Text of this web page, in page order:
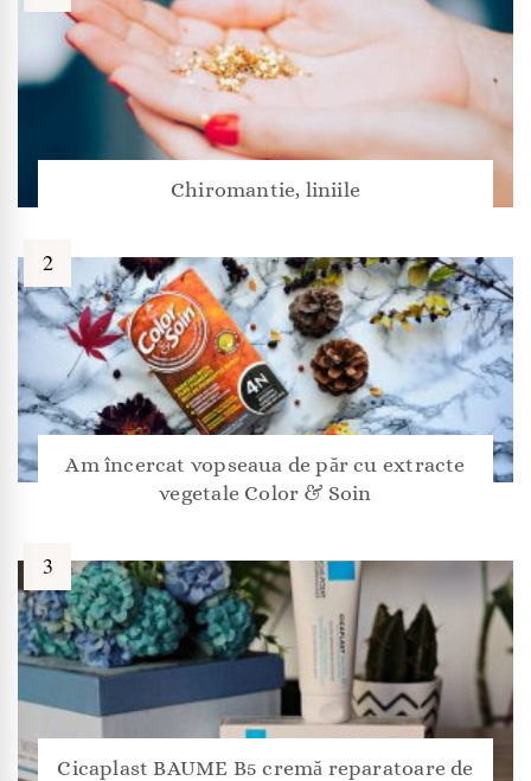
Chiromantie, liniile
Am încercat vopseaua de păr cu extracte
vegetale Color & Soin
Cicaplast BAUME B5 cremă reparatoare de